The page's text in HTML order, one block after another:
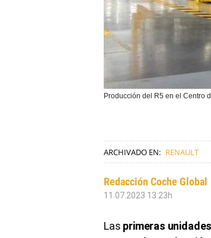
Producción del R5 en el Centro
ARCHIVADO EN: RENAULT
Redacción Coche Global
11.07.2023 13:23h
Las primeras